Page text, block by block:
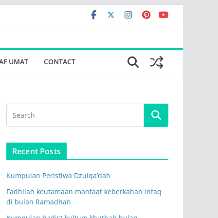
UMAT CONTACT
Recent Posts
Kumpulan Peristiwa Dzulqa’dah
Fadhilah keutamaan manfaat keberkahan infaq
di bulan Ramadhan